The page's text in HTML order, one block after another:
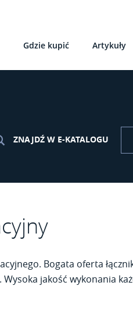
Gdzie kupić Artykuły
ZNAJDŹ W E-KATALOGU
Bogata oferta
jakość wykonania